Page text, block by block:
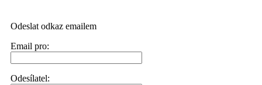
Odeslat odkaz emailem
Email pro:
Odesílatel: